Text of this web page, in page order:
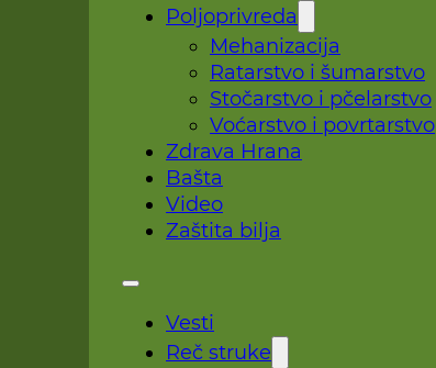
Poljoprivreda
Mehanizacija
Ratarstvo i šumarstvo
Stočarstvo i pčelarstvo
Voćarstvo i povrtarstvo
Zdrava Hrana
Bašta
Video
Zaštita bilja
Vesti
Reč struke